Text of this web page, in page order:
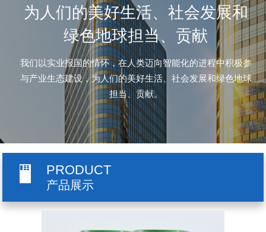
为人们的美好生活、社会发展和
绿色地球担当、贡献
我们以实业报国的情怀，在人类迈向智能化的进程中积极参
与产业生态建设，为人们的美好生活、社会发展和绿色地球
担当、贡献。
PRODUCT
产品展示